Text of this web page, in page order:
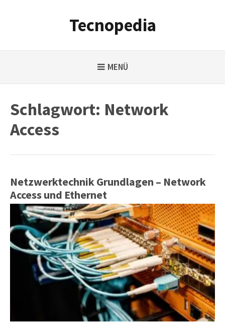
Tecnopedia
MENÜ
Schlagwort: Network
Access
Netzwerktechnik Grundlagen – Network
Access und Ethernet